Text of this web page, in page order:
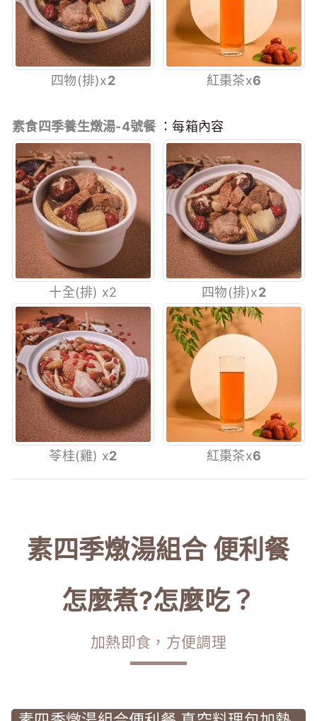
四物(排)x2 紅棗茶x6
素食四季養生燉湯-4號餐 ：每箱內容
十全(排) x2 四物(排)x2
苓桂(雞) x2 紅棗茶x6
素四季燉湯組合 便利餐
怎麼煮?怎麼吃？
加熱即食，方便調理